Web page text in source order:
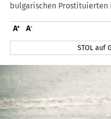
bulgarischen Prostituierten
STOL auf